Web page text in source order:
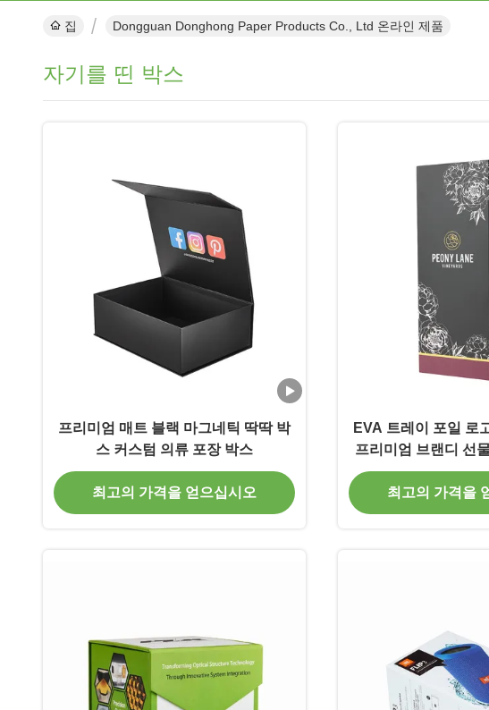
집 Dongguan Donghong Paper Products Co., Ltd 온라인 제품
자기를 띤 박스
프리미엄 매트 블랙 마그네틱 딱딱 박
스 커스텀 의류 포장 박스
최고의 가격을 얻으십시오
EVA 트레이 포일 로
프리미엄 브랜디 선
클로저
최고의 가격을